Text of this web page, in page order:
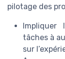
pilotage des
Impliquer
tâches à
sur